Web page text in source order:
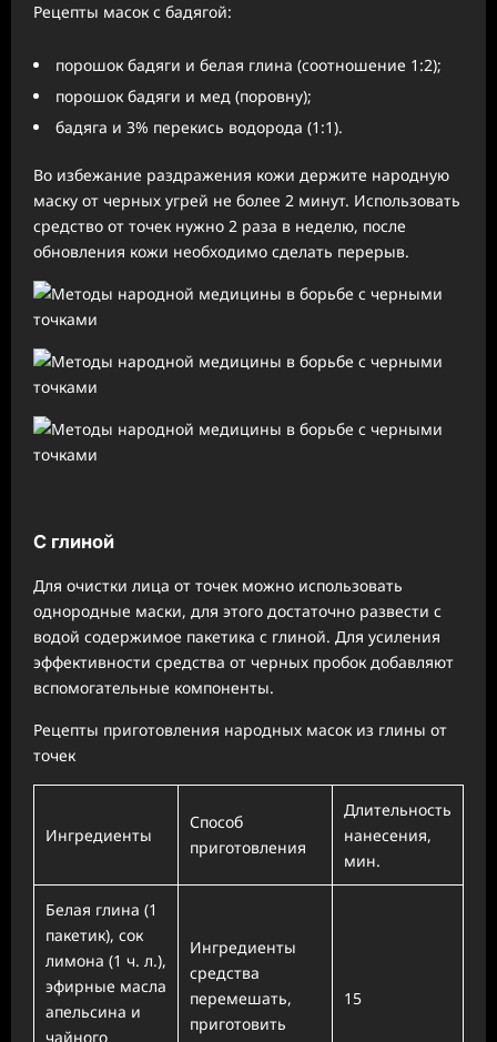
Рецепты масок с бадягой:
порошок бадяги и белая глина (соотношение 1:2);
порошок бадяги и мед (поровну);
бадяга и 3% перекись водорода (1:1).
Во избежание раздражения кожи держите народную
маску от черных угрей не более 2 минут. Использовать
средство от точек нужно 2 раза в неделю, после
обновления кожи необходимо сделать перерыв.
С глиной
Для очистки лица от точек можно использовать
однородные маски, для этого достаточно развести с
водой содержимое пакетика с глиной. Для усиления
эффективности средства от черных пробок добавляют
вспомогательные компоненты.
Рецепты приготовления народных масок из глины от
точек
Ингредиенты
Способ
приготовления
Длительность
нанесения,
мин.
Белая глина (1
пакетик), сок
лимона (1 ч. л.),
эфирные масла
апельсина и
чайного
Ингредиенты
средства
перемешать,
приготовить
15